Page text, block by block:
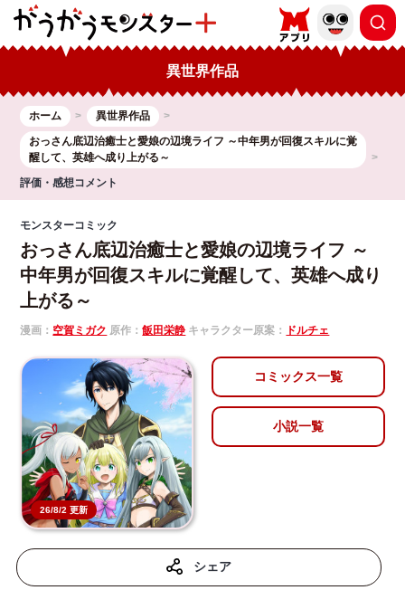
異世界作品
ホーム
異世界作品
おっさん底辺治癒士と愛娘の辺境ライフ ～中年男が回復スキルに覚
醒して、英雄へ成り上がる～
評価・感想コメント
モンスターコミック
おっさん底辺治癒士と愛娘の辺境ライフ ～
中年男が回復スキルに覚醒して、英雄へ成り
上がる～
漫画： 空賀ミガク 原作：飯田栄静キャラクター原案： ドルチェ
26/8/2 更新
コミックス一覧
小説一覧
シェア